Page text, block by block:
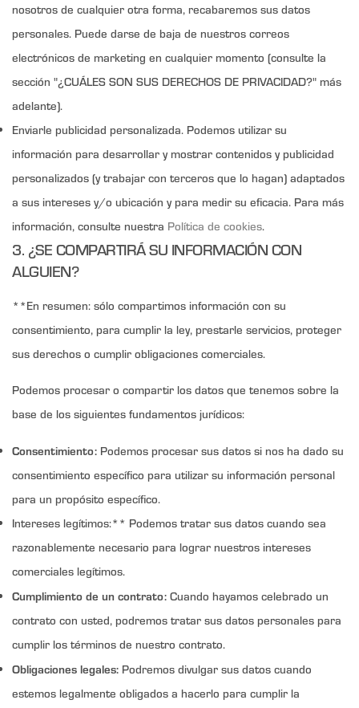
nosotros de cualquier otra forma, recabaremos sus datos
personales. Puede darse de baja de nuestros correos
electrónicos de marketing en cualquier momento (consulte la
sección "¿CUÁLES SON SUS DERECHOS DE PRIVACIDAD?" más
adelante).
Enviarle publicidad personalizada. Podemos utilizar su
información para desarrollar y mostrar contenidos y publicidad
personalizados (y trabajar con terceros que lo hagan) adaptados
a sus intereses y/o ubicación y para medir su eficacia. Para más
información, consulte nuestra Política de cookies.
3. ¿SE COMPARTIRÁ SU INFORMACIÓN CON
ALGUIEN?
**En resumen: sólo compartimos información con su
consentimiento, para cumplir la ley, prestarle servicios, proteger
sus derechos o cumplir obligaciones comerciales.
Podemos procesar o compartir los datos que tenemos sobre la
base de los siguientes fundamentos jurídicos:
Consentimiento: Podemos procesar sus datos si nos ha dado su
consentimiento específico para utilizar su información personal
para un propósito específico.
Intereses legítimos:** Podemos tratar sus datos cuando sea
razonablemente necesario para lograr nuestros intereses
comerciales legítimos.
Cumplimiento de un contrato: Cuando hayamos celebrado un
contrato con usted, podremos tratar sus datos personales para
cumplir los términos de nuestro contrato.
Obligaciones legales: Podremos divulgar sus datos cuando
estemos legalmente obligados a hacerlo para cumplir la